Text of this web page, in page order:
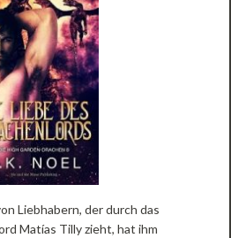
Liebhabern, der durch das
Matías Tilly zieht, hat ihm